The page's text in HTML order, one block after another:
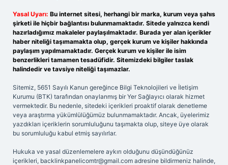
Yasal Uyarı: Bu internet sitesi, herhangi bir marka, kurum veya şahıs
şirketi ile hiçbir bağlantısı bulunmamaktadır. Sitede yalnızca kendi
hazırladığımız makaleler paylaşılmaktadır. Burada yer alan içerikler
haber niteliği taşımamakta olup, gerçek kurum ve kişiler hakkında
paylaşım yapılmamaktadır. Gerçek kurum ve kişiler ile isim
benzerlikleri tamamen tesadüfidir. Sitemizdeki bilgiler taslak
halindedir ve tavsiye niteliği taşımazlar.
Sitemiz, 5651 Sayılı Kanun gereğince Bilgi Teknolojileri ve İletişim
Kurumu (BTK) tarafından onaylanmış bir Yer Sağlayıcı olarak hizmet
vermektedir. Bu nedenle, sitedeki içerikleri proaktif olarak denetleme
veya araştırma yükümlülüğümüz bulunmamaktadır. Ancak, üyelerimiz
yazdıkları içeriklerin sorumluluğunu taşımakta olup, siteye üye olarak
bu sorumluluğu kabul etmiş sayılırlar.
Hukuka ve yasal düzenlemelere aykırı olduğunu düşündüğünüz
içerikleri, backlinkpanelicomtr@gmail.com adresine bildirmeniz halinde,